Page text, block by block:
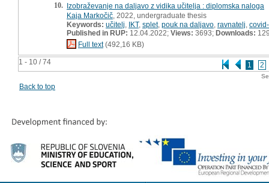
1 - 10 / 74 1 2
10. Izobraževanje na daljavo z vidika učitelja : diplomska naloga
Kaja Markočič , 2022, undergraduate thesis
Keywords: učitelj IKT, splet, pouk na daljavo ravnatelj
Published in RUP: 12.04.2022; Views: 3693; Downloads:
Full text(492,16 KB)
Back to top